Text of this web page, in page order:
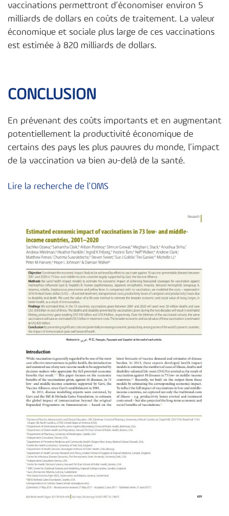
vaccinations permettront d’économiser environ 5
milliards de dollars en coûts de traitement. La valeur
économique et sociale plus large de ces vaccinations
est estimée à 820 milliards de dollars.
CONCLUSION
En prévenant des coûts importants et en augmentant
potentiellement la productivité économique de
certains des pays les plus pauvres du monde, l’impact
de la vaccination va bien au-delà de la santé.
Lire la recherche de l’OMS